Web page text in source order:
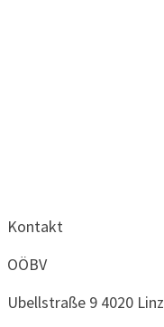
Kontakt
OÖBV
Ubellstraße 9 4020 Linz